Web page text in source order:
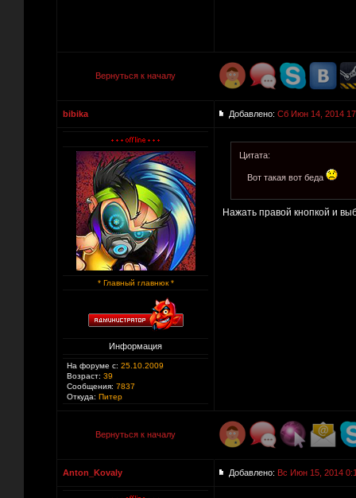
Вернуться к началу
bibika Добавлено: Сб Июн 14, 2014
* Главный главнюк *
Информация
На форуме с: 25.10.2009
Возраст: 39
Сообщения: 7837
Откуда: Питер
Цитата:
Вот такая вот беда
Нажать правой кнопкой и
Вернуться к началу
Anton_Kovaly Добавлено: Вс Июн 15, 2014